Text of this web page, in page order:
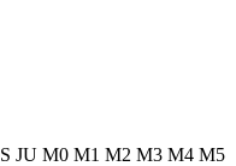
JU M0 M1 M2 M3 M4 M5